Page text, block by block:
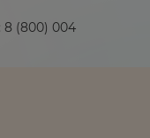
(800) 004